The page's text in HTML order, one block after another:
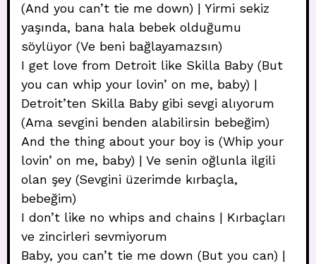
(And you can’t tie me down) | Yirmi sekiz
yaşında, bana hala bebek olduğumu
söylüyor (Ve beni bağlayamazsın)
I get love from Detroit like Skilla Baby (But
you can whip your lovin’ on me, baby) |
Detroit’ten Skilla Baby gibi sevgi alıyorum
(Ama sevgini benden alabilirsin bebeğim)
And the thing about your boy is (Whip your
lovin’ on me, baby) | Ve senin oğlunla ilgili
olan şey (Sevgini üzerimde kırbaçla,
bebeğim)
I don’t like no whips and chains | Kırbaçları
ve zincirleri sevmiyorum
Baby, you can’t tie me down (But you can) |